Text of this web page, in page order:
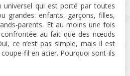
universel qui est porté par toutes
grandes: enfants, garçons, filles,
parents. Et au moins une fois
au fait que des nœuds
ce n’est pas simple, mais il est
fil en acier. Pourquoi sont-ils